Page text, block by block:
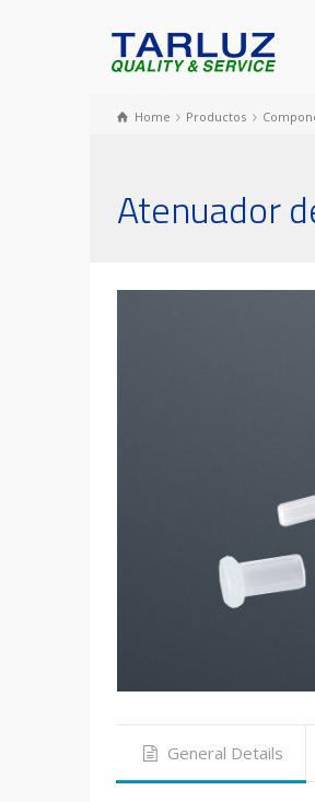
Home Productos
Atenuador
General Details